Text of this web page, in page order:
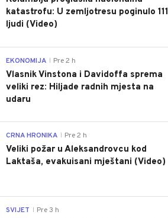
katastrofu: U zemljotresu poginulo 111
ljudi (Video)
EKONOMIJA Pre 2 h
Vlasnik Vinstona i Davidoffa sprema
veliki rez: Hiljade radnih mjesta na
udaru
CRNA HRONIKA Pre 2 h
Veliki požar u Aleksandrovcu kod
Laktaša, evakuisani mještani (Video)
SVIJET Pre 3 h